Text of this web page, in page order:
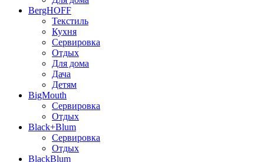
BergHOFF
Текстиль
Кухня
Сервировка
Отдых
Для дома
Дача
Детям
BigMouth
Сервировка
Отдых
Black+Blum
Сервировка
Отдых
BlackBlum